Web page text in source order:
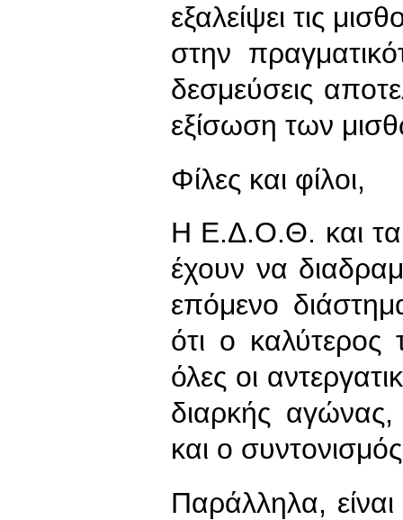
εξαλείψει τις
στην
δεσμεύσεις
εξίσωση των
Φίλες και φίλοι,
Η Ε.Δ.Ο.Θ. και τα
έχουν να
επόμενο
ότι ο
όλες οι
διαρκής αγώνας,
και ο
Παράλληλα, είναι